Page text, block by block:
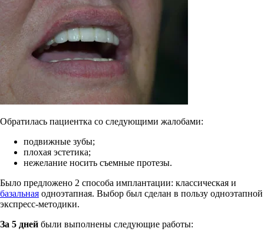
Обратилась пациентка со следующими жалобами:
подвижные зубы;
плохая эстетика;
нежелание носить съемные протезы.
Было предложено 2 способа имплантации: классическая и
базальная одноэтапная. Выбор был сделан в пользу одноэтапной
экспресс-методики.
За 5 дней были выполнены следующие работы: